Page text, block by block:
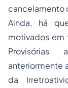
cancelamento
Ainda, há
motivados em
Provisórias
anteriormente
da